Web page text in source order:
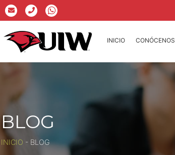
INICIO CONÓCENOS
BLOG
INICIO - BLOG